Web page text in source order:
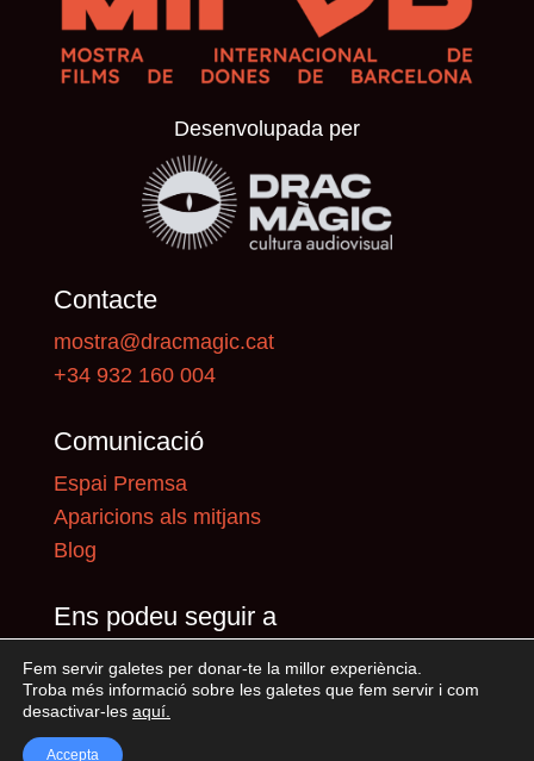
Desenvolupada per
Contacte
mostra@dracmagic.cat
+34 932 160 004
Comunicació
Espai Premsa
Aparicions als mitjans
Blog
Ens podeu seguir a
Fem servir galetes per donar-te la millor experiència.
Troba més informació sobre les galetes que fem servir i com
desactivar-les aquí
Accepta